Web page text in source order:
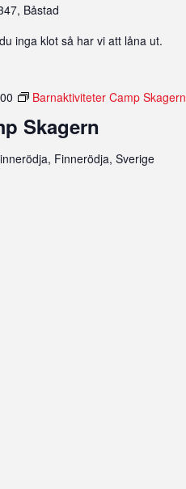
Båstad
inga klot så har vi att låna ut.
Skagern
Barnaktiviteter Camp Skagern
Finnerödja, Sverige